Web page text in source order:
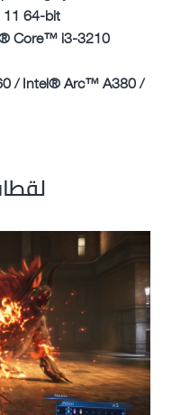
64-bit
Core™ i3-3210
/ Intel® Arc™ A380 /